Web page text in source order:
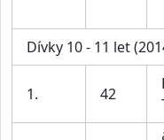
Dívky 10 - 11 let
1. 42